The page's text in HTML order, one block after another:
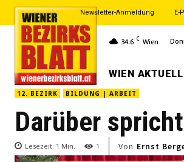
Newsletter-Anmeldung E-
34.6 C Wien
WIEN AKTUELL
12. BEZIRK BILDUNG | ARBEIT
Darüber
Lesezeit: 1 Min. 1 Von Ernst